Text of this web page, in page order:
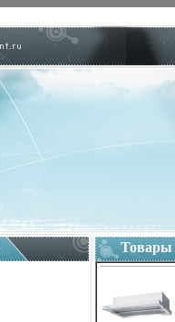
Товары